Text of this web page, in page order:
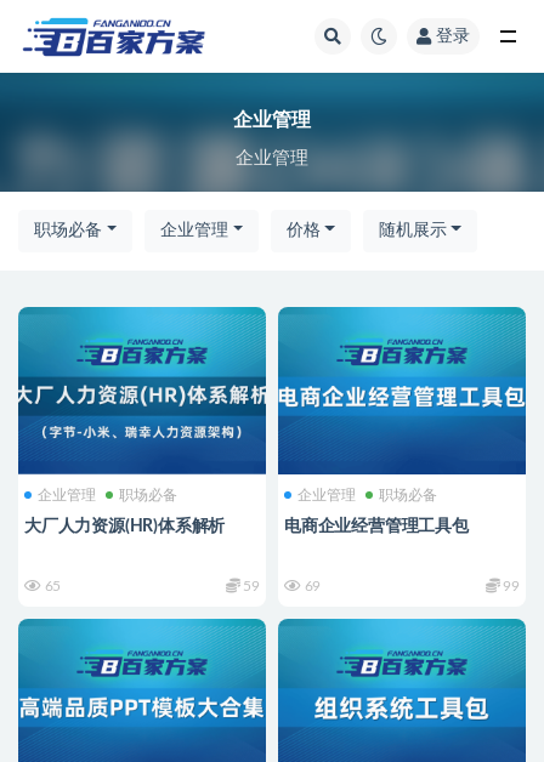
登录
企业管理
企业管理
职场必备 企业管理 价格 随机展示
企业管理 职场必备
大厂人力资源(HR)体系解析
65 59
企业管理 职场必备
电商企业经营管理工具包
69 99